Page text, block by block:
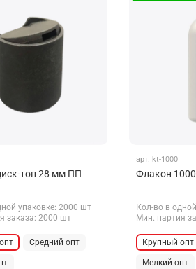
топ 28 мм ПП
упаковке: 2000 шт
заказа: 2000 шт
Средний опт
арт. kt-1000
Флакон
Кол-во в
Мин. партия
Крупный опт
Мелкий опт